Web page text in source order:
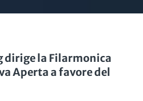
dirige la Filarmonica
Aperta a favore del